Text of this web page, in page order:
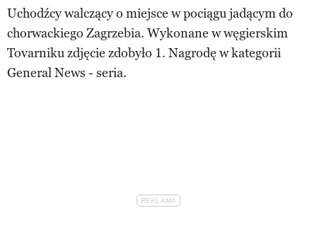
Uchodźcy walczący o miejsce w pociągu jadącym do
chorwackiego Zagrzebia. Wykonane w węgierskim
Tovarniku zdjęcie zdobyło 1. Nagrodę w kategorii
General News - seria.